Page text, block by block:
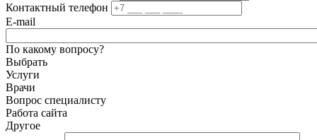
Контактный телефон
E-mail
По какому вопросу?
Выбрать
Услуги
Врачи
Вопрос специалисту
Работа сайта
Другое